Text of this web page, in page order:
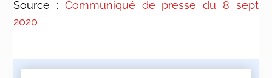
Source : Communiqué de presse du 8 sept
2020